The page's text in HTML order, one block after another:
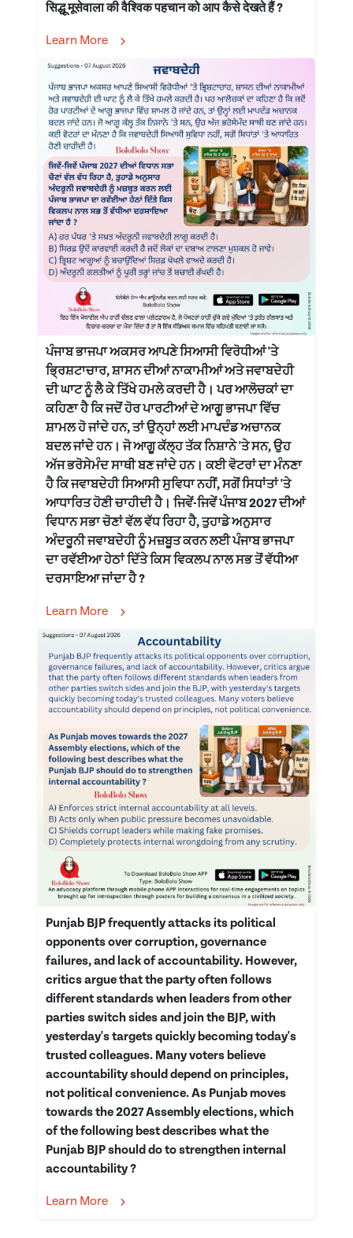
सिद्धू मूसेवाला की वैश्विक पहचान को आप कैसे देखते हैं ?
Learn More
ਪੰਜਾਬ ਭਾਜਪਾ ਅਕਸਰ ਆਪਣੇ ਸਿਆਸੀ ਵਿਰੋਧੀਆਂ 'ਤੇ
ਭ੍ਰਿਸ਼ਟਾਚਾਰ, ਸ਼ਾਸਨ ਦੀਆਂ ਨਾਕਾਮੀਆਂ ਅਤੇ ਜਵਾਬਦੇਹੀ
ਦੀ ਘਾਟ ਨੂੰ ਲੈ ਕੇ ਤਿੱਖੇ ਹਮਲੇ ਕਰਦੀ ਹੈ। ਪਰ ਆਲੋਚਕਾਂ ਦਾ
ਕਹਿਣਾ ਹੈ ਕਿ ਜਦੋਂ ਹੋਰ ਪਾਰਟੀਆਂ ਦੇ ਆਗੂ ਭਾਜਪਾ ਵਿੱਚ
ਸ਼ਾਮਲ ਹੋ ਜਾਂਦੇ ਹਨ, ਤਾਂ ਉਨ੍ਹਾਂ ਲਈ ਮਾਪਦੰਡ ਅਚਾਨਕ
ਬਦਲ ਜਾਂਦੇ ਹਨ। ਜੋ ਆਗੂ ਕੱਲ੍ਹ ਤੱਕ ਨਿਸ਼ਾਨੇ 'ਤੇ ਸਨ, ਉਹ
ਅੱਜ ਭਰੋਸੇਮੰਦ ਸਾਥੀ ਬਣ ਜਾਂਦੇ ਹਨ। ਕਈ ਵੋਟਰਾਂ ਦਾ ਮੰਨਣਾ
ਹੈ ਕਿ ਜਵਾਬਦੇਹੀ ਸਿਆਸੀ ਸੁਵਿਧਾ ਨਹੀਂ, ਸਗੋਂ ਸਿਧਾਂਤਾਂ 'ਤੇ
ਆਧਾਰਿਤ ਹੋਣੀ ਚਾਹੀਦੀ ਹੈ। ਜਿਵੇਂ-ਜਿਵੇਂ ਪੰਜਾਬ 2027 ਦੀਆਂ
ਵਿਧਾਨ ਸਭਾ ਚੋਣਾਂ ਵੱਲ ਵੱਧ ਰਿਹਾ ਹੈ, ਤੁਹਾਡੇ ਅਨੁਸਾਰ
ਅੰਦਰੂਨੀ ਜਵਾਬਦੇਹੀ ਨੂੰ ਮਜ਼ਬੂਤ ਕਰਨ ਲਈ ਪੰਜਾਬ ਭਾਜਪਾ
ਦਾ ਰਵੱਈਆ ਹੇਠਾਂ ਦਿੱਤੇ ਕਿਸ ਵਿਕਲਪ ਨਾਲ ਸਭ ਤੋਂ ਵੱਧੀਆ
ਦਰਸਾਇਆ ਜਾਂਦਾ ਹੈ ?
Learn More
Punjab BJP frequently attacks its political
opponents over corruption, governance
failures, and lack of accountability. However,
critics argue that the party often follows
different standards when leaders from other
parties switch sides and join the BJP, with
yesterday's targets quickly becoming today's
trusted colleagues. Many voters believe
accountability should depend on principles,
not political convenience. As Punjab moves
towards the 2027 Assembly elections, which
of the following best describes what the
Punjab BJP should do to strengthen internal
accountability ?
Learn More